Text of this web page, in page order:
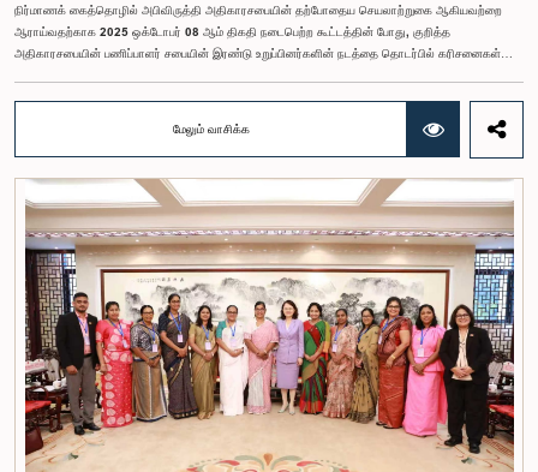
நிர்மாணக் கைத்தொழில் அபிவிருத்தி அதிகாரசபையின் தற்போதைய செயலாற்றுகை ஆகியவற்றை
ஆராய்வதற்காக 2025 ஒக்டோபர் 08 ஆம் திகதி நடைபெற்ற கூட்டத்தின் போது, குறித்த
அதிகாரசபையின் பணிப்பாளர் சபையின் இரண்டு உறுப்பினர்களின் நடத்தை தொடர்பில் கரிசனைகள்
இக்கூட்டத்தில் கலந்துகொண்டார் என்பதைக் குழு அவதானித்தது. மேலும், தாபிக்கப்பட்ட பாராளுமன்ற
நடைமுறை மற்றும் ஒழுங்குமுறைகளுக்கு முரணான வகையில், தவிசாளரின் முன் அனுமதியைப்
பெறாமலேயே இரு அதிகாரிகளும் குழுவின் நடவடிக்கைகளிலிருந்து வெளியேறினர். இச்சம்பவங்களைத்
தொடர்ந்து, அரசாங்க பொறுப்பு முயற்சிகள் பற்றிய குழுவின் கௌரவ தவிசாளரினால் எழுப்பப்பட்ட
சிறப்புரிமைப் பிரச்சினையினையடுத்து, பாராளுமன்றத்தை அவமதித்தமை தொடர்பான
குற்றச்சாட்டுகளின் பேரில் இரு அதிகாரிகளும் 2026 பெப்ரவரி 17 ஆம் திகதி ஒழுக்கநெறிகள் மற்றும்
சிறப்புரிமைகள் பற்றிய குழுவின் முன்னிலையில் ஆஜராகினர். இந்த நடவடிக்கைகளின் போது, அவர்கள்
தமது நடத்தைக்காக மனப்பூர்வமான மன்னிப்பைக் கோரினர். உரிய பரிசீலனையின் பின்னர்,
அதிகாரிகள் தமது செயல்களின் தீவிரத்தை ஏற்றுக்கொண்டுள்ளார்கள் என்பதையும், பாராளுமன்றக்
குழுக்களின் அதிகாரம், கௌரவம் மற்றும் தாபிக்கப்பட்ட நடைமுறைகளை மதிப்பதன்
முக்கியத்துவத்தைப் புரிந்துள்ளமையை வெளிப்படுத்தியுள்ளனர் என்பதையும் கவனத்திற்கொண்டு,
ஒழுக்கநெறிகள் மற்றும் சிறப்புரிமைகள் பற்றிய குழுவானது அரசாங்க பொறுப்பு முயற்சிகள் பற்றிய
குழுவின் தவிசாளருடன் இணைந்து அவர்களது மன்னிப்பை ஏற்றுக்கொண்டது.பாராளுமன்றக்
குழுக்களின் முன்னிலையில் ஆஜராகும் அனைத்து தனிநபர்களும் மிக உயர்ந்த நடத்தை தரநிலைகளைக்
கடைப்பிடிக்க வேண்டும், நாடாளுமன்ற நடைமுறைகளுக்கு இணங்க வேண்டும் மற்றும் எல்லா
நேரங்களிலும் நாடாளுமன்றத்தின் கண்ணியம் மற்றும் அதிகாரத்தை நிலைநிறுத்த வேண்டும் என்று
மேலும் வாசிக்க